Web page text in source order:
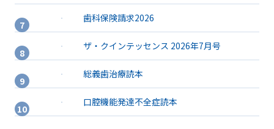
歯科保険請求2026
ザ・クインテッセンス 2026年7月号
総義歯治療読本
口腔機能発達不全症読本